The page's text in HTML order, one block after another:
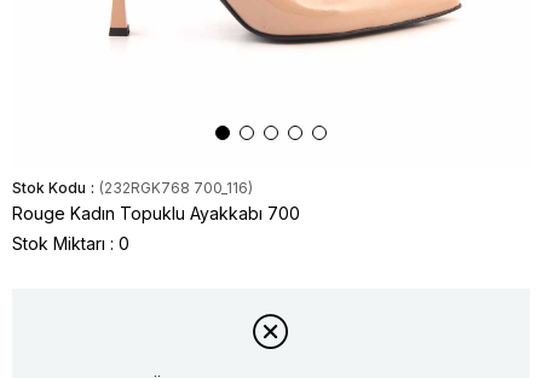
Stok Kodu (232RGK768 700_116)
Rouge Kadın Topuklu Ayakkabı 700
Stok Miktarı : 0